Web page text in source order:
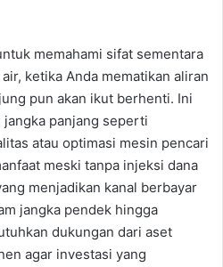
memahami sifat sementara
ketika Anda mematikan aliran
pun akan ikut berhenti. Ini
panjang seperti
atau optimasi mesin pencari
meski tanpa injeksi dana
menjadikan kanal berbayar
jangka pendek hingga
dukungan dari aset
agar investasi yang